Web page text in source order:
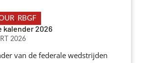
, RBGF
kalender 2026
2026
van de federale wedstrijden